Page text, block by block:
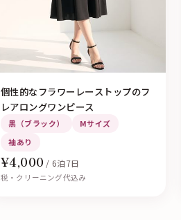
個性的なフラワーレーストップのフ
レアロングワンピース
黒（ブラック）
Mサイズ
袖あり
¥4,000 / 6泊7日
税・クリーニング代込み